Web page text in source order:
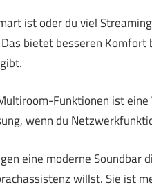
ist oder du viel
bietet besseren
Funktionen ist eine
wenn du
eine moderne
willst. Sie ist